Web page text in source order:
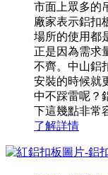
市面上眾多的
廠家表示鋁扣
場所的使用都
正是因為需求
不齊。中山鋁
安裝的時候就
中不踩雷呢？
下這幾點非常
了解詳情